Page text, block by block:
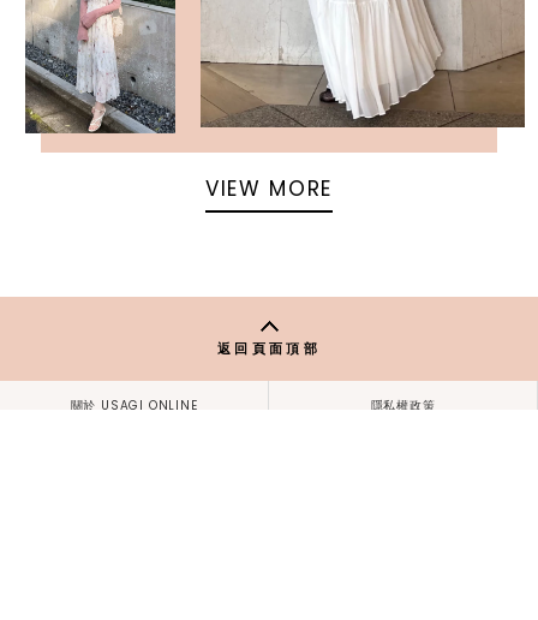
VIEW MORE
返回頁面頂部
關於 USAGI ONLINE 隱私權政策